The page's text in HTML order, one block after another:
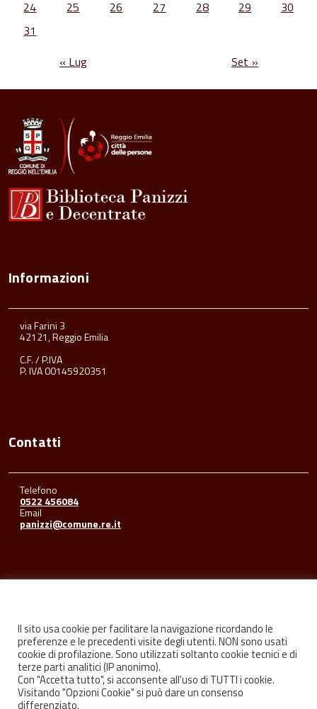
24
25 26 27 28 29
30
31
« Lug
Set »
Informazioni
via Farini 3
42121, Reggio Emilia
C.F. / P.IVA
P. IVA 00145920351
Contatti
Telefono
0522 456084
Email
panizzi@comune.re.it
FacebookYoutubeInstagram
Il sito usa cookie per facilitare la navigazione ricordando le
preferenze e le precedenti visite degli utenti. NON sono usati
cookie di profilazione. Sono utilizzati soltanto cookie tecnici e di
terze parti analitici (IP anonimo).
Con "Accetta tutto", si acconsente all'uso di TUTTI i cookie.
Visitando "Opzioni Cookie" si può dare un consenso
differenziato.